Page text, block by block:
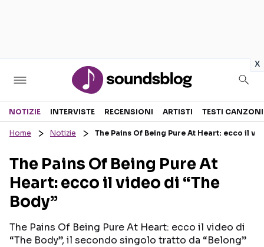
x
Sezioni
RECENSIONI MUSICALI
INTERVISTE
GOSSIP E CURIOSITÀ
TESTI CANZONI
TOUR ED EVENTI
NOTIZIE INTERVISTE RECENSIONI ARTISTI TESTI CANZONI
Home Notizie The Pains Of Being Pure At Heart: ecco il
The Pains Of Being Pure At
Heart: ecco il video di “The
Body”
The Pains Of Being Pure At Heart: ecco il video di
“The Body”, il secondo singolo tratto da “Belong”